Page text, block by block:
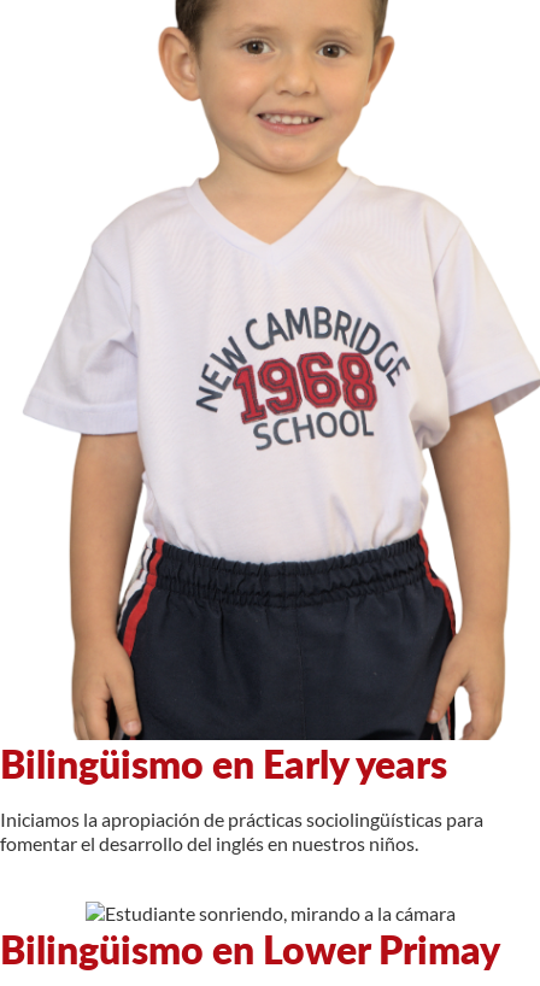
Bilingüismo en Early years
Iniciamos la apropiación de prácticas sociolingüísticas para
fomentar el desarrollo del inglés en nuestros niños.
Bilingüismo en Lower Primay